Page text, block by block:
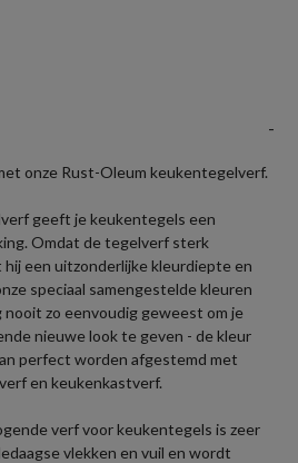
-
onze Rust-Oleum keukentegelverf.
geeft je keukentegels een
Omdat de tegelverf sterk
een uitzonderlijke kleurdiepte en
speciaal samengestelde kleuren
zo eenvoudig geweest om je
nieuwe look te geven - de kleur
perfect worden afgestemd met
en keukenkastverf.
verf voor keukentegels is zeer
vlekken en vuil en wordt